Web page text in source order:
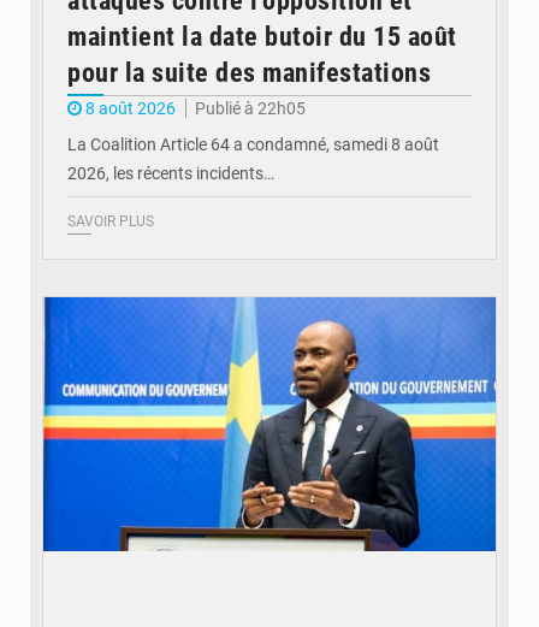
maintient la date butoir du 15 août
pour la suite des manifestations
8 août 2026
Publié à 22h05
La Coalition Article 64 a condamné, samedi 8 août
2026, les récents incidents…
SAVOIR PLUS